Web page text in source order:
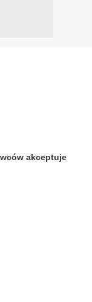
akceptuje